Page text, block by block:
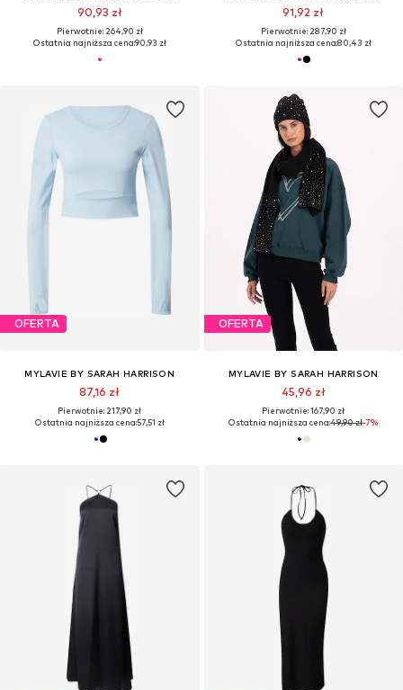
90,93 zł
Pierwotnie: 264,90 zł
Ostatnia najniższa cena:90,93 zł
91,92 zł
Pierwotnie: 287,90 zł
Ostatnia najniższa cena:80,43 zł
OFERTA
MYLAVIE BY SARAH HARRISON
87,16 zł
Pierwotnie: 217,90 zł
Ostatnia najniższa cena:57,51 zł
OFERTA
MYLAVIE BY SARAH HARRISON
45,96 zł
Pierwotnie: 167,90 zł
Ostatnia najniższa cena:49,90 zł-7%